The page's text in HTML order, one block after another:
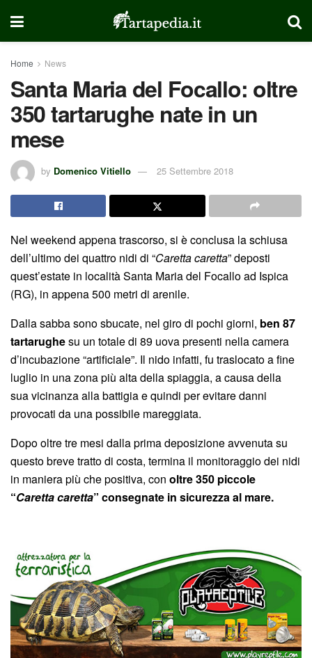
Home News
Santa Maria del Focallo: oltre
350 tartarughe nate in un
mese
by Domenico Vitiello 25 Settembre 2018
Nel weekend appena trascorso, si è conclusa la schiusa
dell’ultimo dei quattro nidi di “Caretta caretta” deposti
quest’estate in località Santa Maria del Focallo ad Ispica
(RG), in appena 500 metri di arenile.
Dalla sabba sono sbucate, nel giro di pochi giorni, ben 87
tartarughesu un totale di 89 uova presenti nella camera
d’incubazione “artificiale”. Il nido infatti, fu traslocato a fine
luglio in una zona più alta della spiaggia, a causa della
sua vicinanza alla battigia e quindi per evitare danni
provocati da una possibile mareggiata.
Dopo oltre tre mesi dalla prima deposizione avvenuta su
questo breve tratto di costa, termina il monitoraggio dei nidi
in maniera più che positiva, con oltre 350 piccole
“Caretta caretta” consegnate in sicurezza al mare.